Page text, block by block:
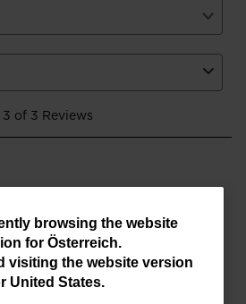
browsing the website
for Österreich.
visiting the website version
United States.